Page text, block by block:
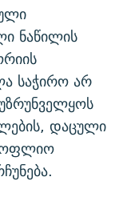
ნაწილის
საჭირო არ
დაცული